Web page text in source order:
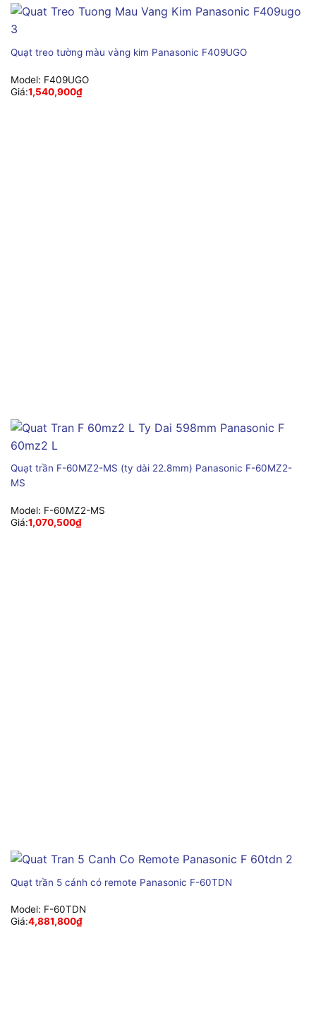
Quạt treo tường màu vàng kim Panasonic F409UGO
Model: F409UGO
Giá:1,540,900₫
Quạt trần F-60MZ2-MS (ty dài 22.8mm) Panasonic F-60MZ2-
MS
Model: F-60MZ2-MS
Giá:1,070,500₫
Quạt trần 5 cánh có remote Panasonic F-60TDN
Model: F-60TDN
Giá:4,881,800₫